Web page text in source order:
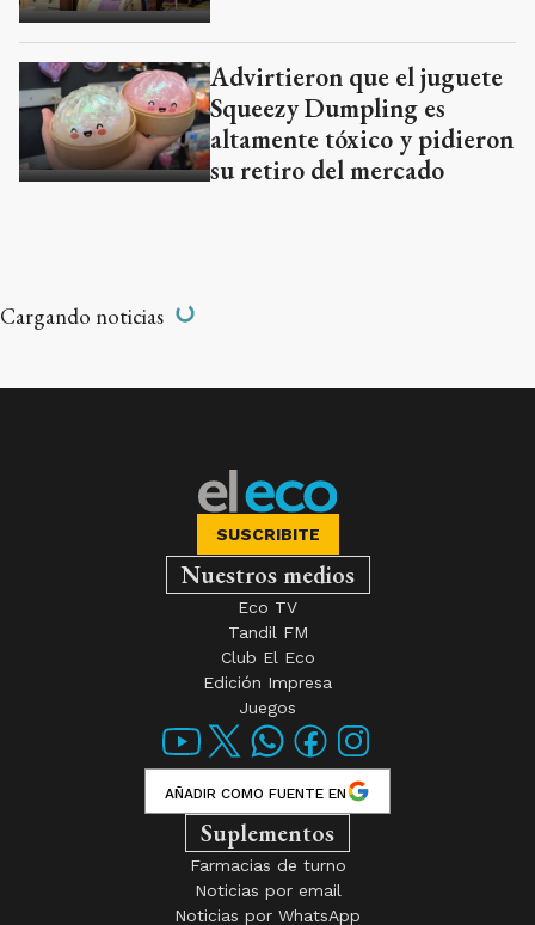
Advirtieron que el juguete
Squeezy Dumpling es
altamente tóxico y pidieron
su retiro del mercado
AFECTADOS
Bahía Blanca: la
depositar el viernes el
subsidio para
damnificados por el
Al menos 35 mil bahienses iniciaron
el trámite para recibir $ 800.000. Los
hogares beneficiados se encuentran
en zonas con alto impacto por la
inundación.
El Eco de Tandil